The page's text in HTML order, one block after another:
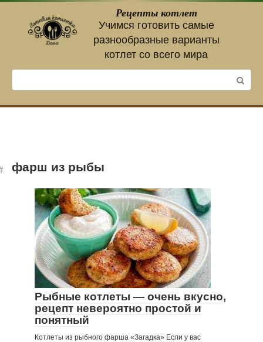
контенту
Рецепты котлет
Учимся готовить самые
разнообразные варианты
котлет со всего мира
фарш из рыбы
Рыбные котлеты — очень вкусно,
рецепт невероятно простой и
понятный
Котлеты из рыбного фарша «Загадка» Если у вас